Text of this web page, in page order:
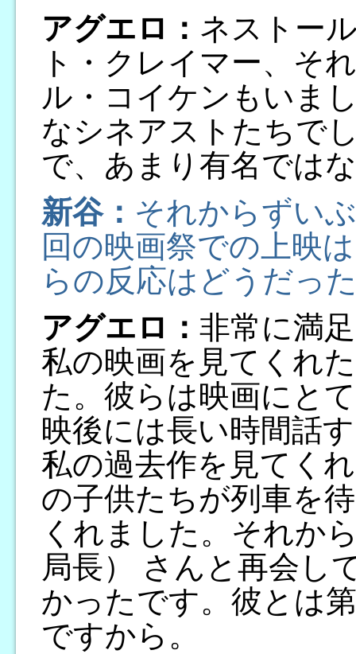
アグエロ： ネストー
ト・クレイマー、そ
ル・コイケンもいま
なシネアストたちで
で、あまり有名では
新谷： それからずい
回の映画祭での上映
らの反応はどうだっ
アグエロ： 非常に満
私の映画を見てくれ
た。彼らは映画にと
映後には長い時間話
私の過去作を見てく
の子供たちが列車を
くれました。それか
局長） さんと再会し
かったです。彼とは
ですから。